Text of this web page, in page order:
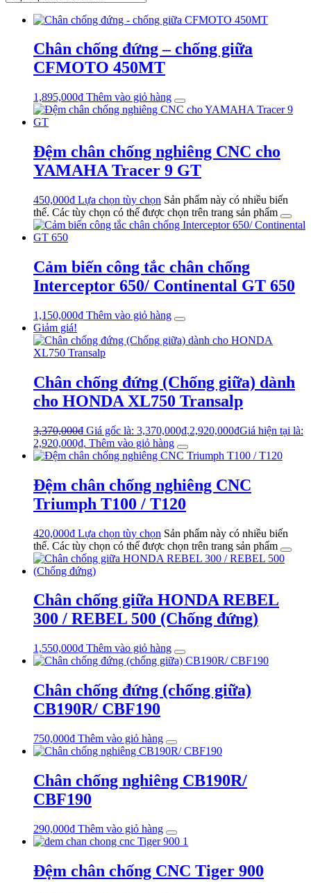
Chân chống đứng – chống giữa
CFMOTO 450MT
1,895,000₫ Thêm vào giỏ hàng
Đệm chân chống nghiêng CNC cho
YAMAHA Tracer 9 GT
450,000₫ Lựa chọn tùy chọn Sản phẩm này có nhiều biến
thể. Các tùy chọn có thể được chọn trên trang sản phẩm
Cảm biến công tắc chân chống
Interceptor 650/ Continental GT 650
1,150,000₫ Thêm vào giỏ hàng
Giảm giá!
Chân chống đứng (Chống giữa) dành
cho HONDA XL750 Transalp
3,370,000₫ Giá gốc là: 3,370,000₫.2,920,000₫Giá hiện tại là:
2,920,000₫. Thêm vào giỏ hàng
Đệm chân chống nghiêng CNC
Triumph T100 / T120
420,000₫ Lựa chọn tùy chọn Sản phẩm này có nhiều biến
thể. Các tùy chọn có thể được chọn trên trang sản phẩm
Chân chống giữa HONDA REBEL
300 / REBEL 500 (Chống đứng)
1,550,000₫ Thêm vào giỏ hàng
Chân chống đứng (chống giữa)
CB190R/ CBF190
750,000₫ Thêm vào giỏ hàng
Chân chống nghiêng CB190R/
CBF190
290,000₫ Thêm vào giỏ hàng
Đệm chân chống CNC Tiger 900